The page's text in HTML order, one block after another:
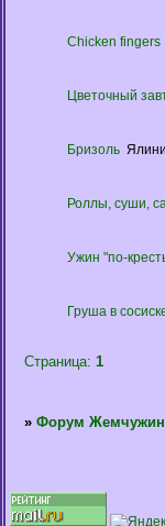
Chicken fingers
Цветочный
Бризоль Ялини
Роллы, суши,
Ужин "по-
Груша в
Страница: 1
» Форум